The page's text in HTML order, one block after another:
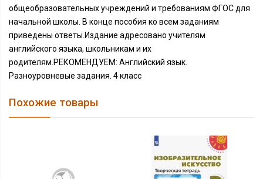
общеобразовательных учреждений и требованиям ФГОС для
начальной школы. В конце пособия ко всем заданиям
приведены ответы.Издание адресовано учителям
английского языка, школьникам и их
родителям.РЕКОМЕНДУЕМ: Английский язык.
Разноуровневые задания. 4 класс
Похожие товары